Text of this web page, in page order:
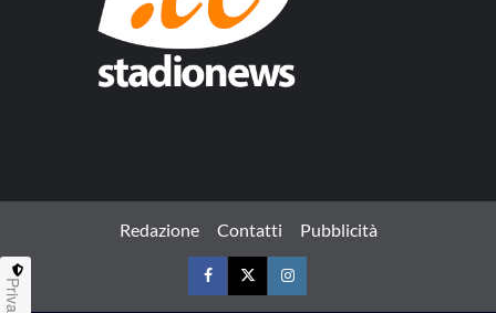
Redazione Contatti Pubblicità
FacebookTwitterInstagram